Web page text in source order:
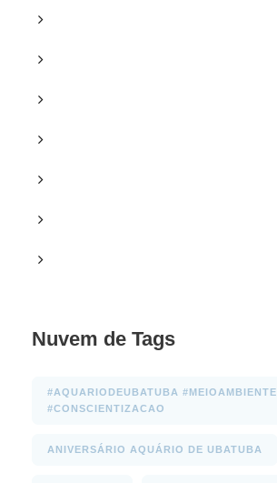
Nuvem de Tags
#AQUARIODEUBATUBA #MEIOAMBIENTE
#CONSCIENTIZACAO
ANIVERSÁRIO AQUÁRIO DE UBATUBA